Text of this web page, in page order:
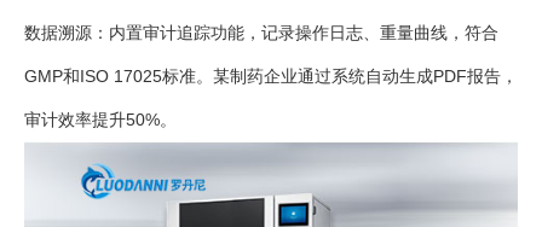
数据溯源：内置审计追踪功能，记录操作日志、重量曲线，符合
GMP和ISO 17025标准。某制药企业通过系统自动生成PDF报告，
审计效率提升50%。